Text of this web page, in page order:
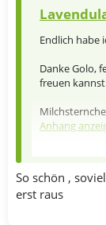
Endlich habe
Danke Golo,
freuen
Anhang
Zwergiris
So schön ,
erst raus